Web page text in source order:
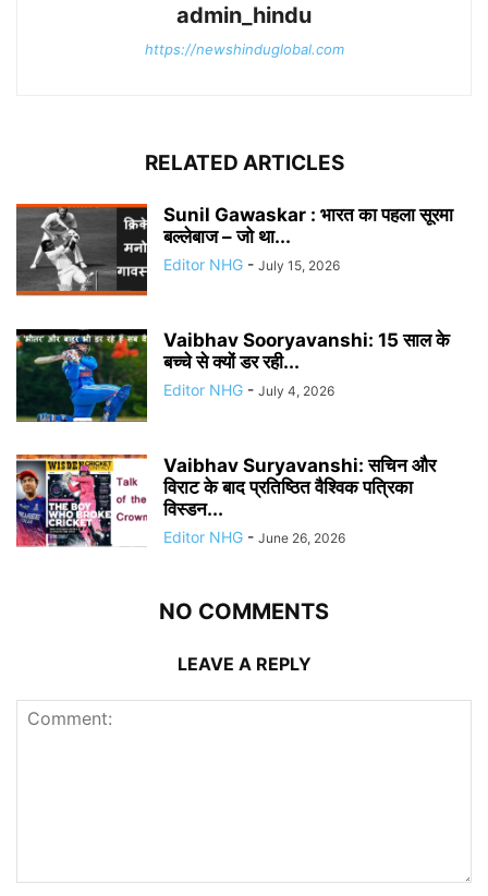
admin_hindu
https://newshinduglobal.com
RELATED ARTICLES
Sunil Gawaskar : भारत का पहला सूरमा
बल्लेबाज – जो था...
Editor NHG - July 15, 2026
Vaibhav Sooryavanshi: 15 साल के
बच्चे से क्यों डर रही...
Editor NHG - July 4, 2026
Vaibhav Suryavanshi: सचिन और
विराट के बाद प्रतिष्ठित वैश्विक पत्रिका
विस्डन...
Editor NHG - June 26, 2026
NO COMMENTS
LEAVE A REPLY